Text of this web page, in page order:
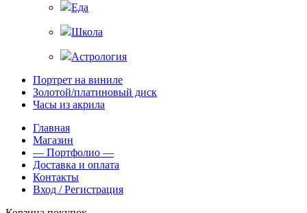
Еда
Школа
Астрология
Портрет на виниле
Золотой/платиновый диск
Часы из акрила
Главная
Магазин
— Портфолио —
Доставка и оплата
Контакты
Вход / Регистрация